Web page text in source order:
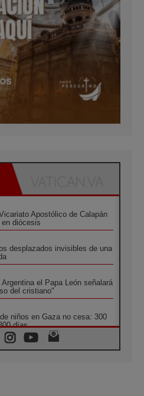
Apostólico de Calapán
diócesis
desplazados invisibles de una
el Papa León señalará
del cristiano"
de niños en Gaza no cesa: 300
días
desfigura el mundo, solo la